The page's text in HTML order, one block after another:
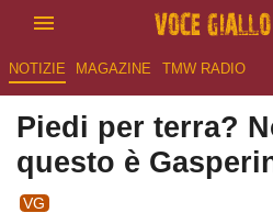
NOTIZIE MAGAZINE TMW RADIO
Piedi per terra?
questo è
VG